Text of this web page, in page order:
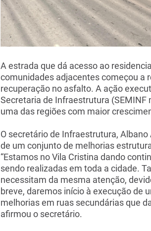
A estrada que dá acesso ao
comunidades adjacentes começou a
recuperação no asfalto. A ação
Secretaria de Infraestrutura
uma das regiões com maior
O secretário de Infraestrutura,
de um conjunto de melhorias
“Estamos no Vila Cristina dando
sendo realizadas em toda a cidade.
necessitam da mesma atenção,
breve, daremos início à execução de
melhorias em ruas secundárias que
afirmou o secretário.